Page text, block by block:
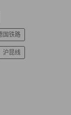
国铁路
沪昆线